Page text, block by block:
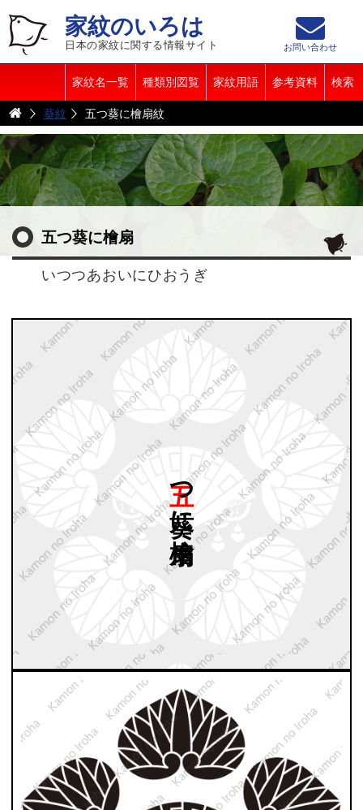
家紋のいろは
日本の家紋に関する情報サイト
家紋名一覧 種類別図覧 家紋用語 参考資料 検索
お問い合わせ
葵紋 五つ葵に檜扇紋
五つ葵に檜扇
いつつあおいにひおうぎ
檜扇